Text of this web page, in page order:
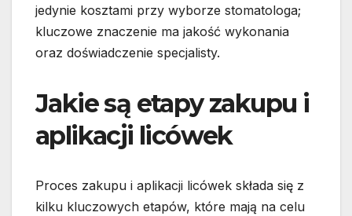
jedynie kosztami przy wyborze stomatologa;
kluczowe znaczenie ma jakość wykonania
oraz doświadczenie specjalisty.
Jakie są etapy zakupu i
aplikacji licówek
Proces zakupu i aplikacji licówek składa się z
kilku kluczowych etapów, które mają na celu